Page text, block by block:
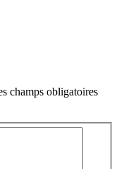
champs obligatoires